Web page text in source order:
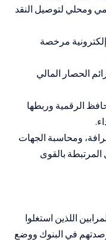
ومحلي لتوصيل النقد
مرخصة
الحصار المالي
الرقمية وربطها
ومحاسبة الجهات
بالقوى
اللذين استغلوا
في البنوك ووضع